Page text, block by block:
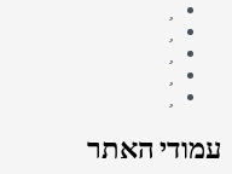
עמודי האתר